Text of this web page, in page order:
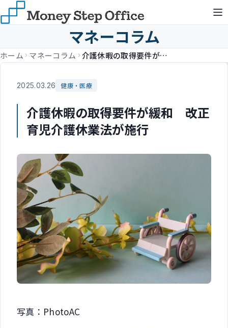
マネーコラム
ホーム マネーコラム 介護休暇の取得要件が緩和 改正育児介護休業法が施行
2025.03.26 健康・医療
介護休暇の取得要件が緩和 改正
育児介護休業法が施行
写真：PhotoAC